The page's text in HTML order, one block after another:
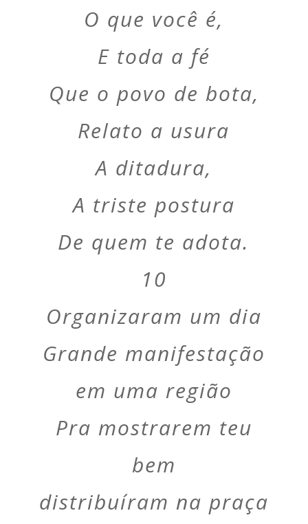
O que você é,
E toda a fé
Que o povo de bota,
Relato a usura
A ditadura,
A triste postura
De quem te adota.
10
Organizaram um dia
Grande manifestação
em uma região
Pra mostrarem teu
bem
distribuíram na praça